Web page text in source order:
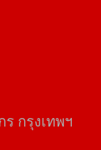
กรุงเทพฯ